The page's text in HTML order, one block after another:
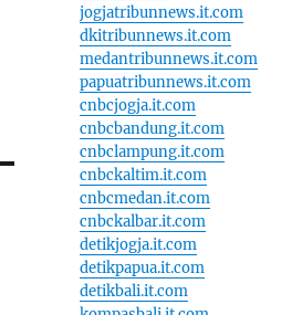
jogjatribunnews.it.com
dkitribunnews.it.com
medantribunnews.it.com
papuatribunnews.it.com
cnbcjogja.it.com
cnbcbandung.it.com
cnbclampung.it.com
cnbckaltim.it.com
cnbcmedan.it.com
cnbckalbar.it.com
detikjogja.it.com
detikpapua.it.com
detikbali.it.com